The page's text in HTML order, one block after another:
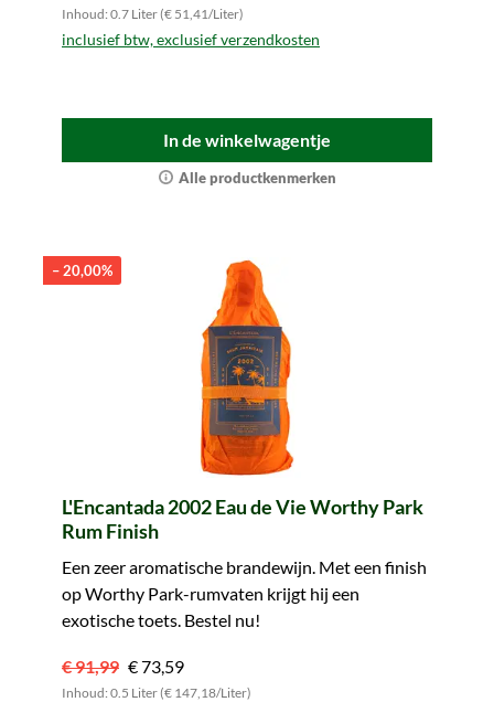
Inhoud: 0.7 Liter (€ 51,41/Liter)
inclusief btw, exclusief verzendkosten
In de winkelwagentje
Alle productkenmerken
– 20,00%
L'Encantada 2002 Eau de Vie Worthy Park
Rum Finish
Een zeer aromatische brandewijn. Met een finish
op Worthy Park-rumvaten krijgt hij een
exotische toets. Bestel nu!
€ 91,99 € 73,59
Inhoud: 0.5 Liter (€ 147,18/Liter)